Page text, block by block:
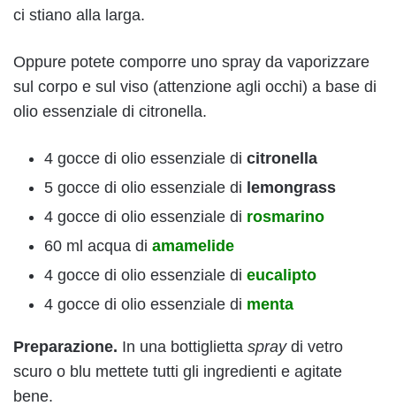
ci stiano alla larga.
Oppure potete comporre uno spray da vaporizzare
sul corpo e sul viso (attenzione agli occhi) a base di
olio essenziale di citronella.
4 gocce di olio essenziale di citronella
5 gocce di olio essenziale di lemongrass
4 gocce di olio essenziale di rosmarino
60 ml acqua di amamelide
4 gocce di olio essenziale di eucalipto
4 gocce di olio essenziale di menta
Preparazione. In una bottiglietta spraydi vetro
scuro o blu mettete tutti gli ingredienti e agitate
bene.